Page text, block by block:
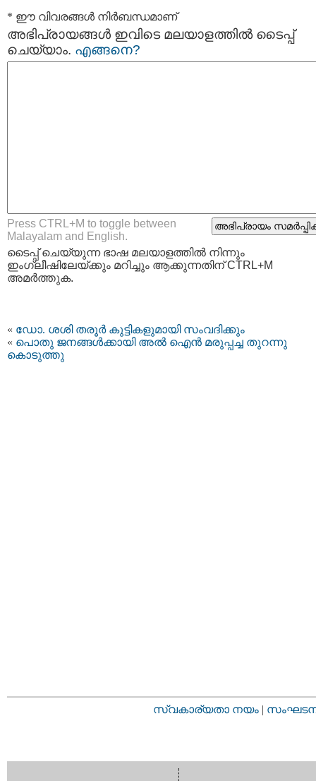
* ഈ വിവരങ്ങള്‍ നിര്‍ബന്ധമാണ്
അഭിപ്രായങ്ങള്‍ ഇവിടെ മലയാളത്തില്‍ ടൈപ്പ്
ചെയ്യാം. എങ്ങനെ?
Press CTRL+M to toggle between
Malayalam and English.
ടൈപ്പ്‌ ചെയ്യുന്ന ഭാഷ മലയാളത്തില്‍ നിന്നും
ഇംഗ്ലീഷിലേയ്ക്കും മറിച്ചും ആക്കുന്നതിന് CTRL+M
അമര്‍ത്തുക.
« ഡോ. ശശി തരൂര്‍ കുട്ടികളുമായി സംവദിക്കും
« പൊതു ജനങ്ങള്‍ക്കായി അല്‍ ഐന്‍ മരുപ്പച്ച തുറന്നു
കൊടുത്തു
സ്വകാര്യതാ നയം |